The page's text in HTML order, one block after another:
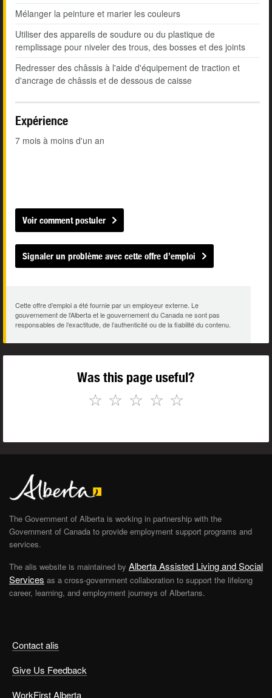
Mélanger la peinture et marier les couleurs
Utiliser des appareils de soudure ou du plastique de
remplissage pour niveler des trous, des bosses et des joints
Redresser des châssis à l'aide d'équipement de traction et
d'ancrage de châssis et de dessous de caisse
Expérience
7 mois à moins d'un an
Voir comment postuler
Signaler un problème avec cette offre d’emploi
Cette offre d’emploi a été fournie par un employeur externe. Le
gouvernement de l’Alberta et le gouvernement du Canada ne sont pas
responsables de l’exactitude, de l’authenticité ou de la fiabilité du contenu.
Was this page useful?
☆
☆
☆
☆
☆
Contact alis
Give Us Feedback
WorkFirst Alberta
The Government of Alberta is working in partnership with the
Government of Canada to provide employment support programs and
services.
The alis website is maintained by Alberta Assisted Living and Social
Services as a cross-government collaboration to support the lifelong
career, learning, and employment journeys of Albertans.